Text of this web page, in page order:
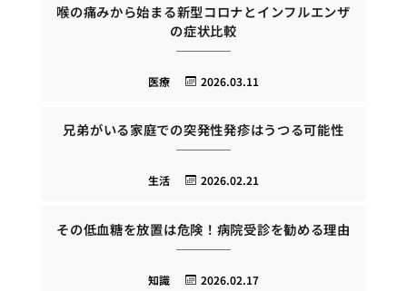
喉の痛みから始まる新型コロナとインフルエンザ
の症状比較
2026.03.11
医療
兄弟がいる家庭での突発性発疹はうつる可能性
2026.02.21
生活
その低血糖を放置は危険！病院受診を勧める理由
2026.02.17
知識